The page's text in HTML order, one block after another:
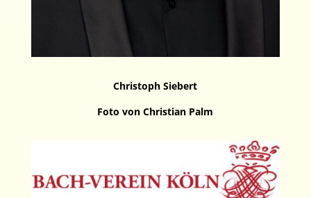
Christoph Siebert
Foto von Christian Palm